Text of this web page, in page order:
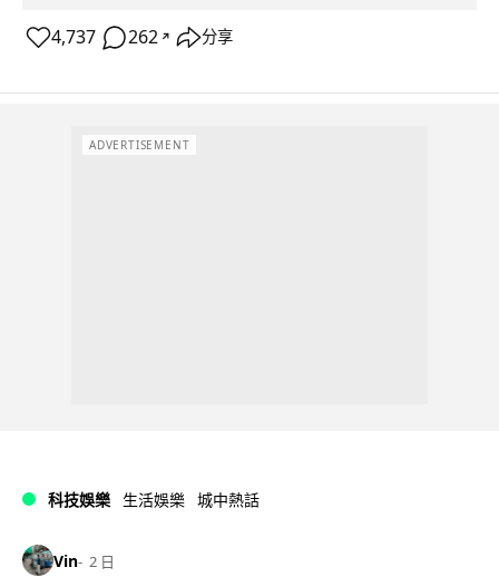
4,737 262 ↗ 分享
ADVERTISEMENT
科技娛樂 生活娛樂 城中熱話
Vin 2 日